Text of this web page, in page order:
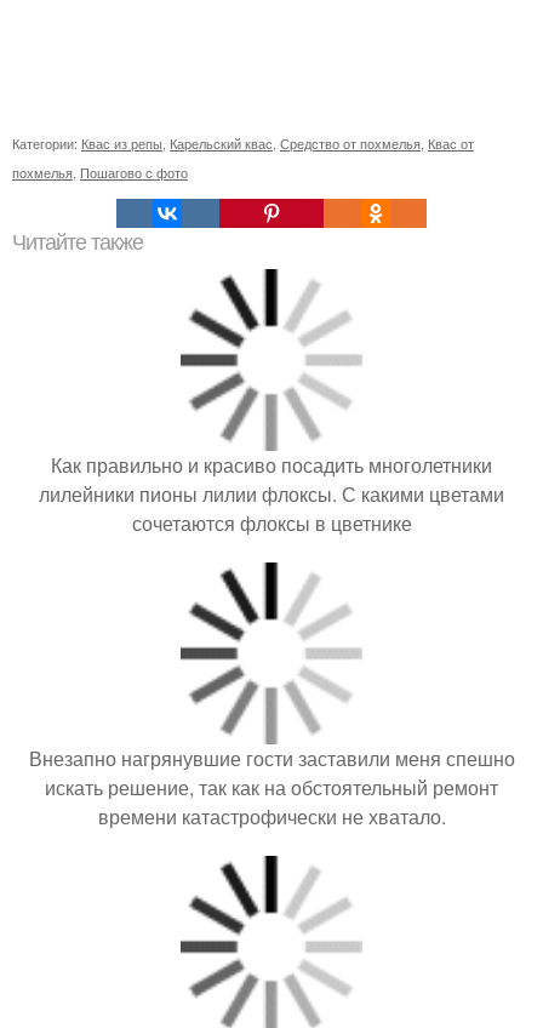
Категории: Квас из репы Карельский квас Средство от похмелья Квас от
похмелья Пошагово с фото
Читайте также
Как правильно и красиво посадить многолетники
лилейники пионы лилии флоксы. С какими цветами
сочетаются флоксы в цветнике
Внезапно нагрянувшие гости заставили меня спешно
искать решение, так как на обстоятельный ремонт
времени катастрофически не хватало.